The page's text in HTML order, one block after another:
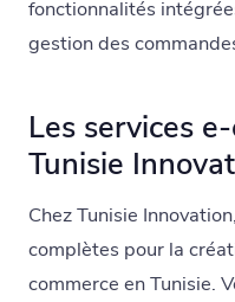
fonctionnalités
gestion des
Les services
Tunisie
Chez Tunisie
complètes pour la
commerce en Tunisie.